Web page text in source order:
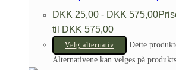
DKK 25,00 - DKK 575,00
til DKK 575,00
Velg alternativ
Dette
Alternativene kan velges på